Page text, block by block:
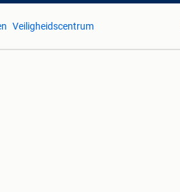
Veiligheidscentrum